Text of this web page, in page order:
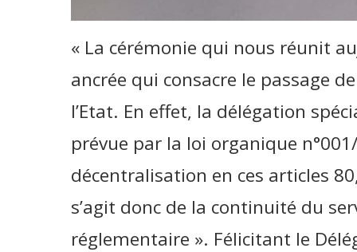
« La cérémonie qui nous réunit
ancrée qui consacre le passage
l’Etat. En effet, la délégation
prévue par la loi organique
décentralisation en ces articles
s’agit donc de la continuité du
réglementaire ». Félicitant le